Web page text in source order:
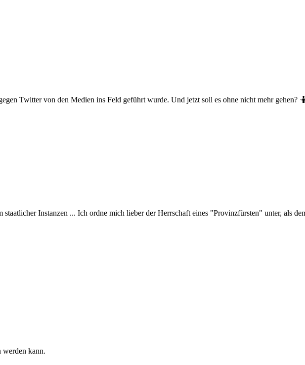
Twitter von den Medien ins Feld geführt wurde. Und jetzt soll es ohne nicht mehr gehen?
Instanzen ... Ich ordne mich lieber der Herrschaft eines "Provinzfürsten" unter, als
werden kann.